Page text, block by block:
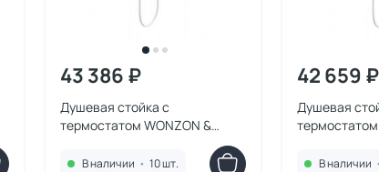
43 386 ₽
Душевая стойка с
термостатом WONZON &
WOGHAND WW-B3051-A1-MW
БелыйВ наличии • 10 шт.
42 659 ₽
Душевая
WOGHAND
БелыйВ наличии •